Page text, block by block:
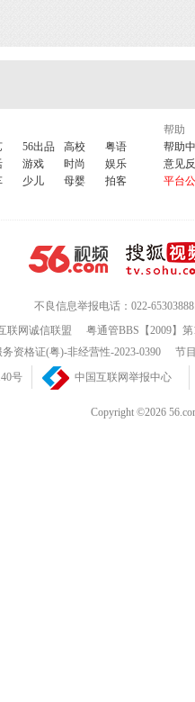
56出品 高校
粤语
游戏 时尚
娱乐
少儿 母婴 拍客
帮助
帮助
意见
平台
不良信息举报电话：022-65303888
联网诚信联盟
粤通管BBS【2009】
资格证(粤)-非经营性-2023-0390
节
号
中国互联网举报中心
Copyright ©2026